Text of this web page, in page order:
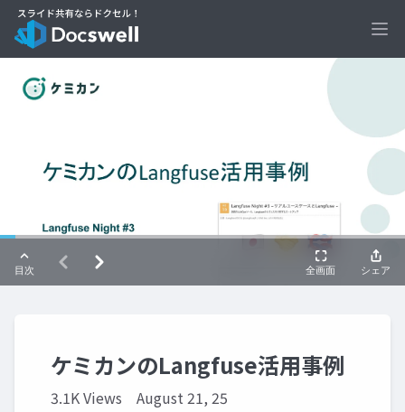
ケミカンのLangfuse活用事例
3.1K Views August 21, 25